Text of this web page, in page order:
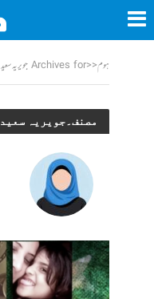
ہوم<<Archives for جویریہ سعید
مصنف۔جویریہ سعید